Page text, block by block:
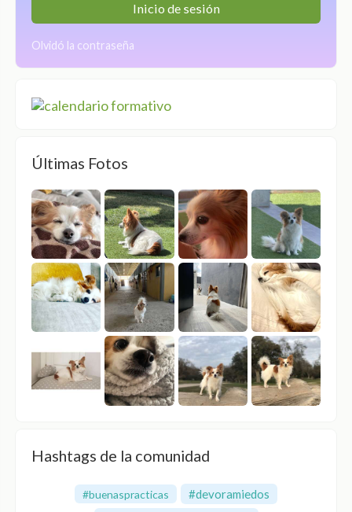
Inicio de sesión
Olvidó la contraseña
Últimas Fotos
Hashtags de la comunidad
#buenaspracticas
#devoramiedos